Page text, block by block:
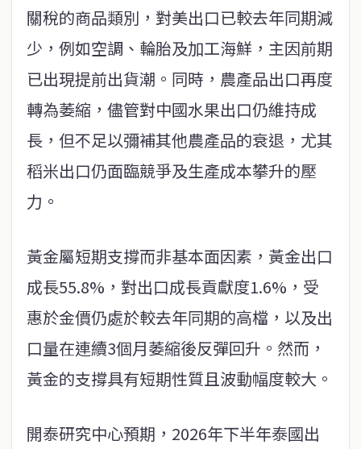
關稅的商品類別，對美出口已較去年同期減
少，例如空調、輪胎及加工海鮮，主因前期
已出現提前出貨潮。同時，農產品出口再度
轉為萎縮，儘管對中國水果出口仍維持成
長，但不足以彌補其他農產品的衰退，尤其
稻米出口仍面臨競爭及生產成本攀升的壓
力。
黃金屬短期支撐而非基本面因素，黃金出口
成長55.8%，對出口成長貢獻度1.6%，受
惠於金價仍處於較去年同期的高檔，以及出
口量在連續3個月萎縮後反彈回升。然而，
黃金的支撐具有短期性質且波動幅度較大。
開泰研究中心預期，2026年下半年泰國出